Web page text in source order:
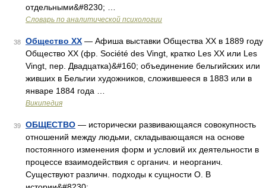
отдельными&#8230; …
Словарь по аналитической психологии
38 Общество ХХ — Афиша выставки Общества ХХ в 1889 году
Общество ХХ (фр. Société des Vingt, кратко Les XX или Les
Vingt, пер. Двадцатка)&#160; объединение бельгийских или
живших в Бельгии художников, сложившееся в 1883 или в
январе 1884 года …
Википедия
39 ОБЩЕСТВО — исторически развивающаяся совокупность
отношений между людьми, складывающаяся на основе
постоянного изменения форм и условий их деятельности в
процессе взаимодействия с органич. и неорганич.
Существуют различн. подходы к сущности О. В